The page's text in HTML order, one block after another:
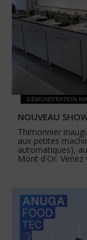
DÉMONSTRATION
NOUVEAU
Thimonnier
aux petites
automatiques),
Mont d'Or. Venez